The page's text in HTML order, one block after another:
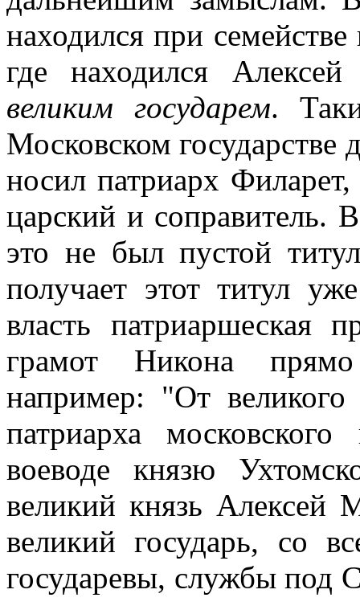
находился при
где находился
великим государем.
Московском государстве
носил патриарх
царский и соправитель.
это не был пустой
получает этот титул
власть патриаршеская
грамот Никона
например: "От великого
патриарха
воеводе князю
великий князь Алексей
великий государь, со
государевы, службы под